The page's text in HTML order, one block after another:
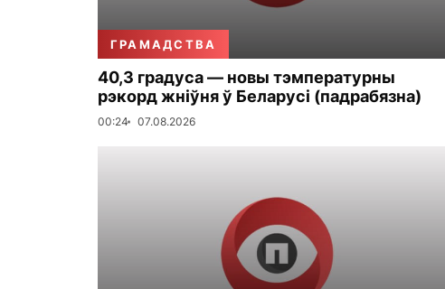
ГРАМАДСТВА
40,3 градуса — новы тэмпературны
рэкорд жніўня ў Беларусі (падрабязна)
00:24 07.08.2026